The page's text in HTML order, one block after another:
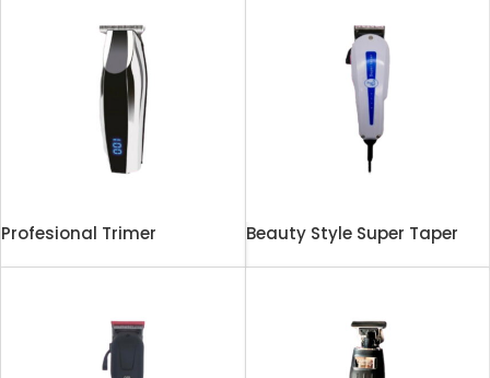
Profesional Trimer Beauty Style Super Taper